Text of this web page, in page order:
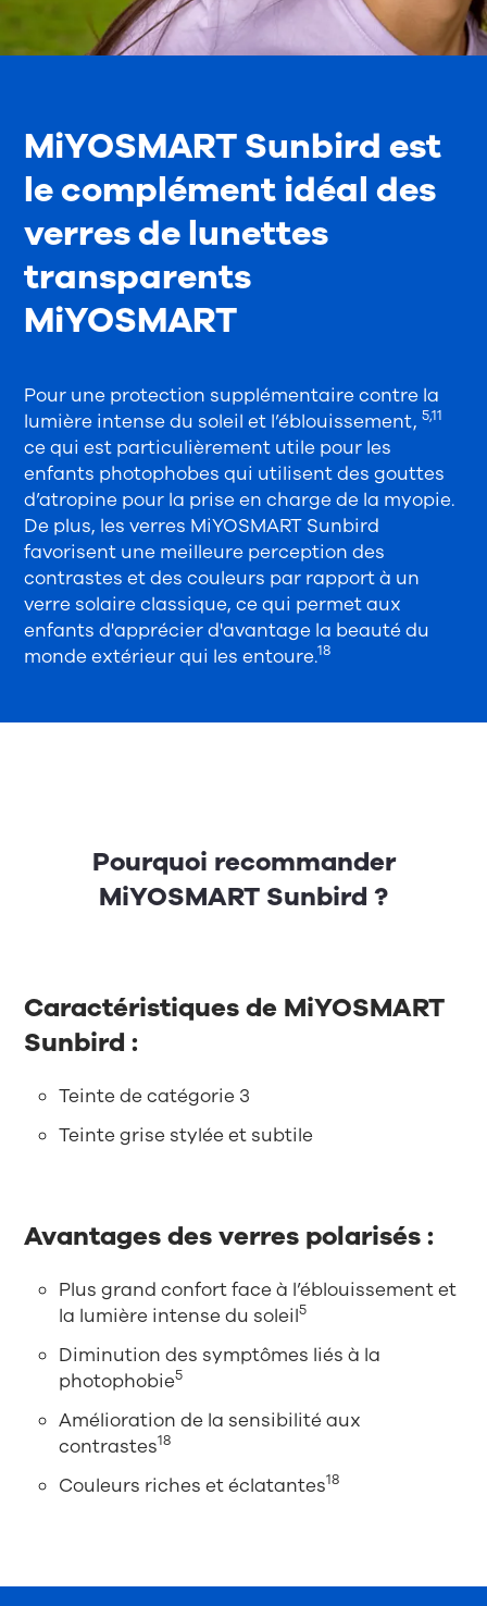
MiYOSMART Sunbird est
le complément idéal des
verres de lunettes
transparents
MiYOSMART
Pour une protection supplémentaire contre la
lumière intense du soleil et l’éblouissement,5,11
ce qui est particulièrement utile pour les
enfants photophobes qui utilisent des gouttes
d’atropine pour la prise en charge de la myopie.
De plus, les verres MiYOSMART Sunbird
favorisent une meilleure perception des
contrastes et des couleurs par rapport à un
verre solaire classique, ce qui permet aux
enfants d'apprécier d'avantage la beauté du
monde extérieur qui les entoure.18
Pourquoi recommander
MiYOSMART Sunbird ?
Caractéristiques de MiYOSMART
Sunbird :
Teinte de catégorie 3
Teinte grise stylée et subtile
Avantages des verres polarisés :
Plus grand confort face à l’éblouissement et
la lumière intense du soleil5
Diminution des symptômes liés à la
photophobie5
Amélioration de la sensibilité aux
contrastes18
Couleurs riches et éclatantes18